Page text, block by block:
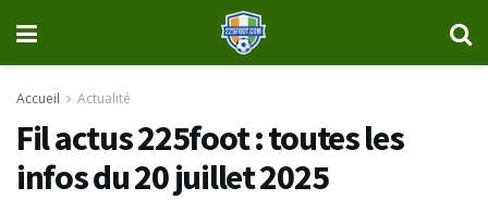
Accueil Actualité
Fil actus 225foot : toutes les
infos du 20 juillet 2025